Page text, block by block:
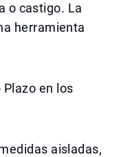
o castigo. La
herramienta
en los
aisladas,